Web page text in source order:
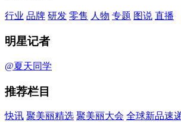
行业 品牌 研发 零售 人物 专题 图说 直播
明星记者
@夏天同学
推荐栏目
快讯 聚美丽精选 聚美丽大会 全球新品速